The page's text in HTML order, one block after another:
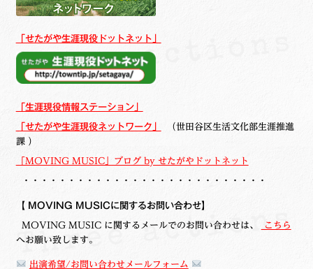
「せたがや生涯現役ドットネット」
「生涯現役情報ステーション」
「せたがや生涯現役ネットワーク」
（世田谷区生活文化部生涯推進
課 ）
「MOVING MUSIC」ブログ by せたがやドットネット
・・・・・・・・・・・・・・・・・・・・・・・・・・・
【 MOVING MUSICに関するお問い合わせ】
MOVING MUSIC に関するメールでのお問い合わせは、
こちら
へお願い致します。
出演希望/お問い合わせメールフォーム